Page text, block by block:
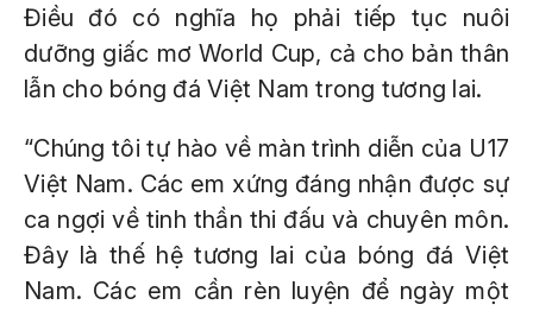
Điều đó có nghĩa họ phải tiếp tục nuôi
dưỡng giấc mơ World Cup, cả cho bản thân
lẫn cho bóng đá Việt Nam trong tương lai.
“Chúng tôi tự hào về màn trình diễn của U17
Việt Nam. Các em xứng đáng nhận được sự
ca ngợi về tinh thần thi đấu và chuyên môn.
Đây là thế hệ tương lai của bóng đá Việt
Nam. Các em cần rèn luyện để ngày một